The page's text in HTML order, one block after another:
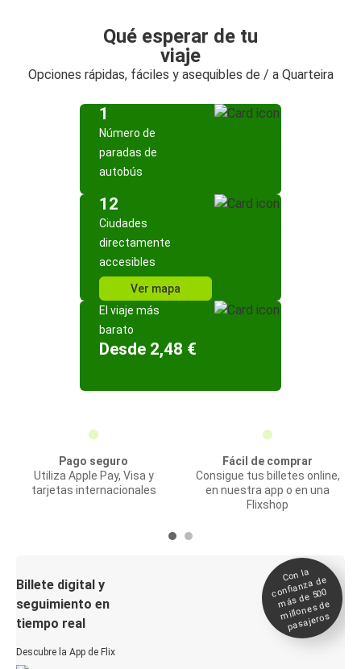
Qué esperar de tu
viaje
Opciones rápidas, fáciles y asequibles de / a Quarteira
1
Número de
paradas de
autobús
12
Ciudades
directamente
accesibles
Ver mapa
El viaje más
barato
Desde 2,48 €
Pago seguro
Utiliza Apple Pay, Visa y
tarjetas internacionales
Fácil de comprar
Consigue tus billetes online,
en nuestra app o en una
Flixshop
Billete digital y
seguimiento en
tiempo real
Descubre la App de Flix
Con la
confianza de
más de 500
millones de
pasajeros